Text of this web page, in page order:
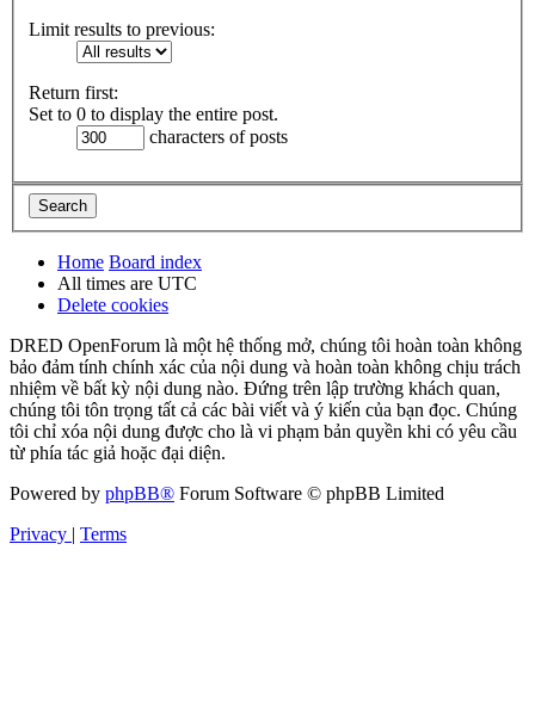
Limit results to previous:
Return first:
Set to 0 to display the entire post.
characters of posts
Home Board index
All times are UTC
Delete cookies
DRED OpenForum là một hệ thống mở, chúng tôi hoàn toàn không
bảo đảm tính chính xác của nội dung và hoàn toàn không chịu trách
nhiệm về bất kỳ nội dung nào. Đứng trên lập trường khách quan,
chúng tôi tôn trọng tất cả các bài viết và ý kiến của bạn đọc. Chúng
tôi chỉ xóa nội dung được cho là vi phạm bản quyền khi có yêu cầu
từ phía tác giả hoặc đại diện.
Powered by phpBB® Forum Software © phpBB Limited
Privacy | Terms